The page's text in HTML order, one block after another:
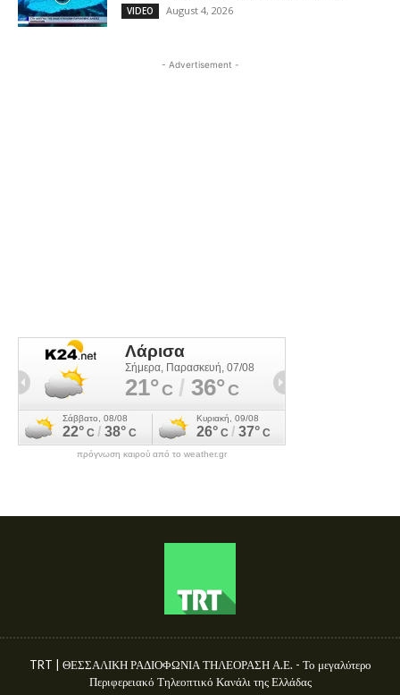
VIDEO August 4, 2026
- Advertisement -
πρόγνωση καιρού από το weather.gr
TRT | ΘΕΣΣΑΛΙΚΗ ΡΑΔΙΟΦΩΝΙΑ ΤΗΛΕΟΡΑΣΗ Α.Ε. - Το μεγαλύτερο
Περιφερειακό Τηλεοπτικό Κανάλι της Ελλάδας